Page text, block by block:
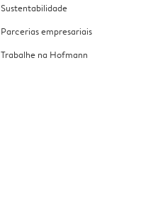
Sustentabilidade
Parcerias empresariais
Trabalhe na Hofmann